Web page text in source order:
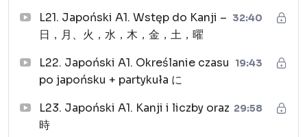
L21. Japoński A1. Wstęp do Kanji –
日，月、火，水，木，金，土，曜
32:40
L22. Japoński A1. Określanie czasu
po japońsku + partykuła に
19:43
L23. Japoński A1. Kanji i liczby oraz
時
29:58